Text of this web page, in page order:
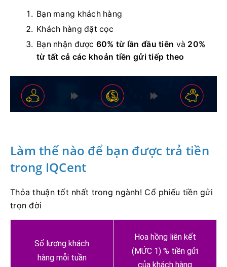
Bạn mang khách hàng
Khách hàng đặt cọc
Bạn nhận được 60% từ lần đầu tiên và 20%
từ tất cả các khoản tiền gửi tiếp theo
Làm thế nào để bạn được trả tiền
trong IQCent
Thỏa thuận tốt nhất trong ngành! Cổ phiếu tiền gửi
trọn đời
Số lượng khách
hàng mỗi tuần
Hoa hồng liên kết
(MỨC 1) % tiền gửi
của khách hàng